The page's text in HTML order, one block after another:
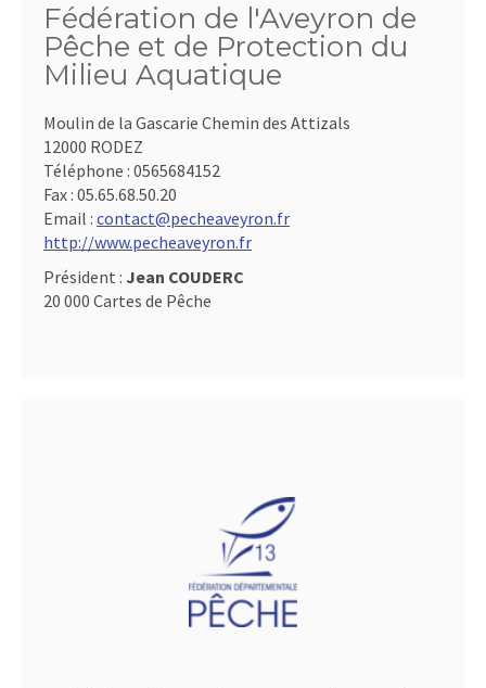
Fédération de l'Aveyron de
Pêche et de Protection du
Milieu Aquatique
Moulin de la Gascarie Chemin des Attizals
12000 RODEZ
Téléphone : 0565684152
Fax : 05.65.68.50.20
Email : contact@pecheaveyron.fr
http://www.pecheaveyron.fr
Président : Jean COUDERC
20 000 Cartes de Pêche